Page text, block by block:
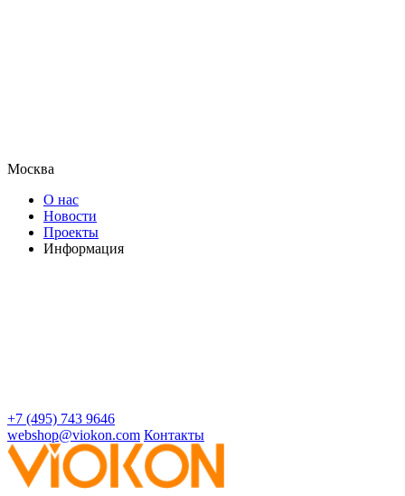
Москва
О нас
Новости
Проекты
Информация
+7 (495) 743 9646
webshop@viokon.com Контакты